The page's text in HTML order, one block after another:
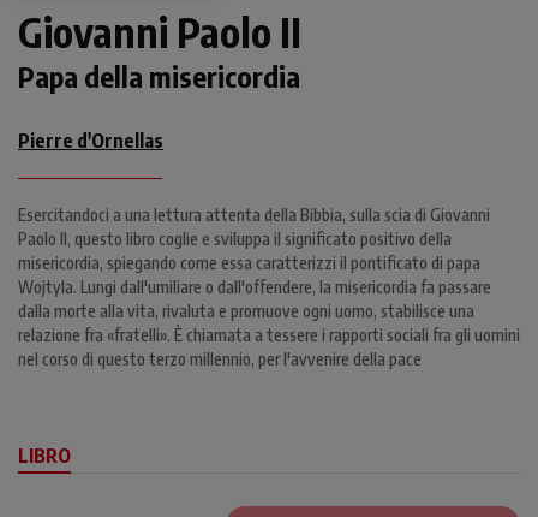
Giovanni Paolo II
Papa della misericordia
Pierre d'Ornellas
Esercitandoci a una lettura attenta della Bibbia, sulla scia di Giovanni
Paolo II, questo libro coglie e sviluppa il significato positivo della
misericordia, spiegando come essa caratterizzi il pontificato di papa
Wojtyla. Lungi dall'umiliare o dall'offendere, la misericordia fa passare
dalla morte alla vita, rivaluta e promuove ogni uomo, stabilisce una
relazione fra «fratelli». È chiamata a tessere i rapporti sociali fra gli uomini
nel corso di questo terzo millennio, per l'avvenire della pace
LIBRO